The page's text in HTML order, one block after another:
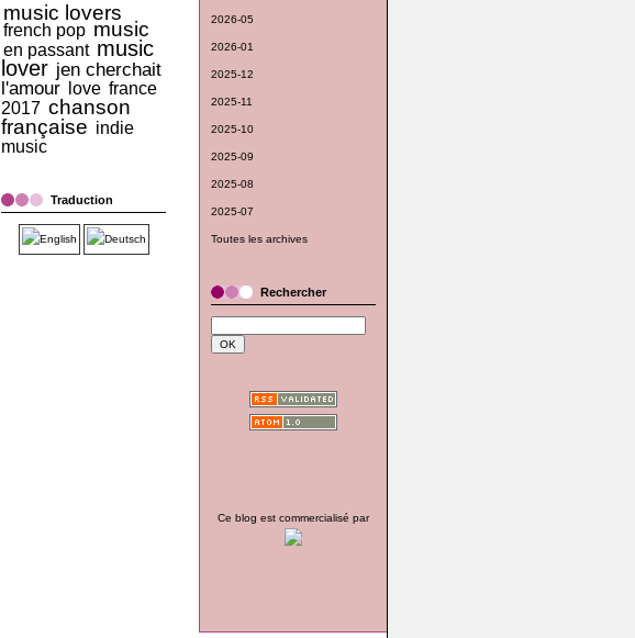
music lovers
french pop music
en passant music
lover jen cherchait
l'amour
love france
2017 chanson
française indie
music
Traduction
2026-05
2026-01
2025-12
2025-11
2025-10
2025-09
2025-08
2025-07
Toutes les archives
Rechercher
Ce blog est commercialisé par